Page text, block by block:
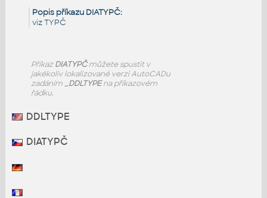
Popis příkazu DIATYPČ:
viz TYPČ
PříkazDIATYPČmůžete spustit v
jakékoliv lokalizované verzi AutoCADu
zadáním _DDLTYPEna příkazovém
řádku.
DDLTYPE
DIATYPČ